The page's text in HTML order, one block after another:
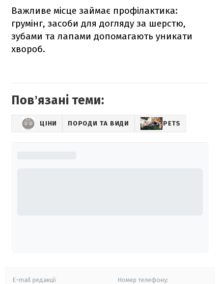
Важливе місце займає профілактика:
грумінг, засоби для догляду за шерстю,
зубами та лапами допомагають уникати
хвороб.
Повʼязані теми:
ЦІНИ ПОРОДИ ТА ВИДИ PETS
E-mail редакції Номер телефону: